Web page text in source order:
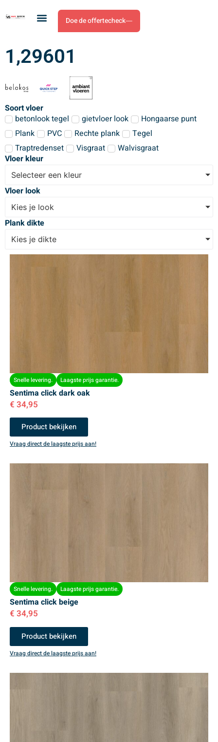
Doe de offertecheck
1,29601
Soort vloer
betonlook tegel
gietvloer look
Hongaarse punt
Plank
PVC Rechte plank
Tegel
Traptredenset
Visgraat
Walvisgraat
Vloer kleur
Selecteer een kleur
Vloer look
Kies je look
Plank dikte
Kies je dikte
Snelle levering. Laagste prijs garantie.
Sentima click dark oak
€ 34,95
Product bekijken
Vraag direct de laagste prijs aan!
Snelle levering. Laagste prijs garantie.
Sentima click beige
€ 34,95
Product bekijken
Vraag direct de laagste prijs aan!